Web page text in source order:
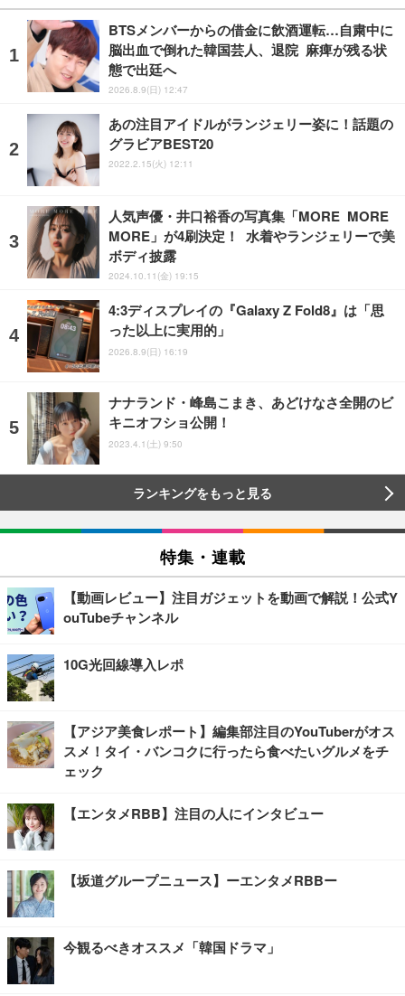
BTSメンバーからの借金に飲酒運転…自粛中に
脳出血で倒れた韓国芸人、退院 麻痺が残る状
態で出廷へ
2026.8.9(日) 12:47
あの注目アイドルがランジェリー姿に！話題の
グラビアBEST20
2022.2.15(火) 12:11
人気声優・井口裕香の写真集「MORE MORE
MORE」が4刷決定！ 水着やランジェリーで美
ボディ披露
2024.10.11(金) 19:15
4:3ディスプレイの『Galaxy Z Fold8』は「思
った以上に実用的」
2026.8.9(日) 16:19
ナナランド・峰島こまき、あどけなさ全開のビ
キニオフショ公開！
2023.4.1(土) 9:50
ランキングをもっと見る
特集・連載
【動画レビュー】注目ガジェットを動画で解説！公式Y
ouTubeチャンネル
10G光回線導入レポ
【アジア美食レポート】編集部注目のYouTuberがオス
スメ！タイ・バンコクに行ったら食べたいグルメをチ
ェック
【エンタメRBB】注目の人にインタビュー
【坂道グループニュース】ーエンタメRBBー
今観るべきオススメ「韓国ドラマ」